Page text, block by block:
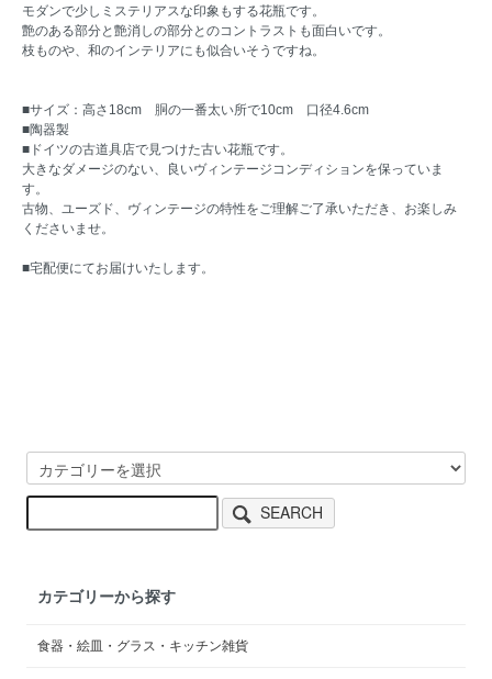
モダンで少しミステリアスな印象もする花瓶です。
艶のある部分と艶消しの部分とのコントラストも面白いです。
枝ものや、和のインテリアにも似合いそうですね。
■サイズ：高さ18cm 胴の一番太い所で10cm 口径4.6cm
■陶器製
■ドイツの古道具店で見つけた古い花瓶です。
大きなダメージのない、良いヴィンテージコンディションを保っていま
す。
古物、ユーズド、ヴィンテージの特性をご理解ご了承いただき、お楽しみ
くださいませ。
■宅配便にてお届けいたします。
SEARCH
カテゴリーから探す
食器・絵皿・グラス・キッチン雑貨